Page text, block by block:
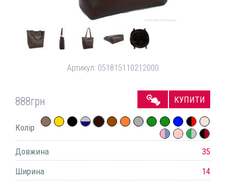
Артикул: 051815110212000
888грн КУПИТИ
Колір
Довжина
35
Ширина
14